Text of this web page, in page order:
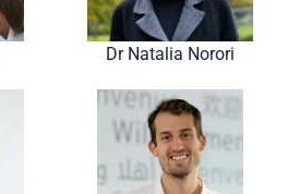
Dr Natalia Norori